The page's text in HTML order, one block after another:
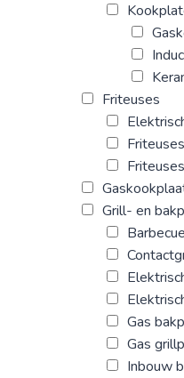
Friteuses
Grill- en
Gas
Gas
Inbouw